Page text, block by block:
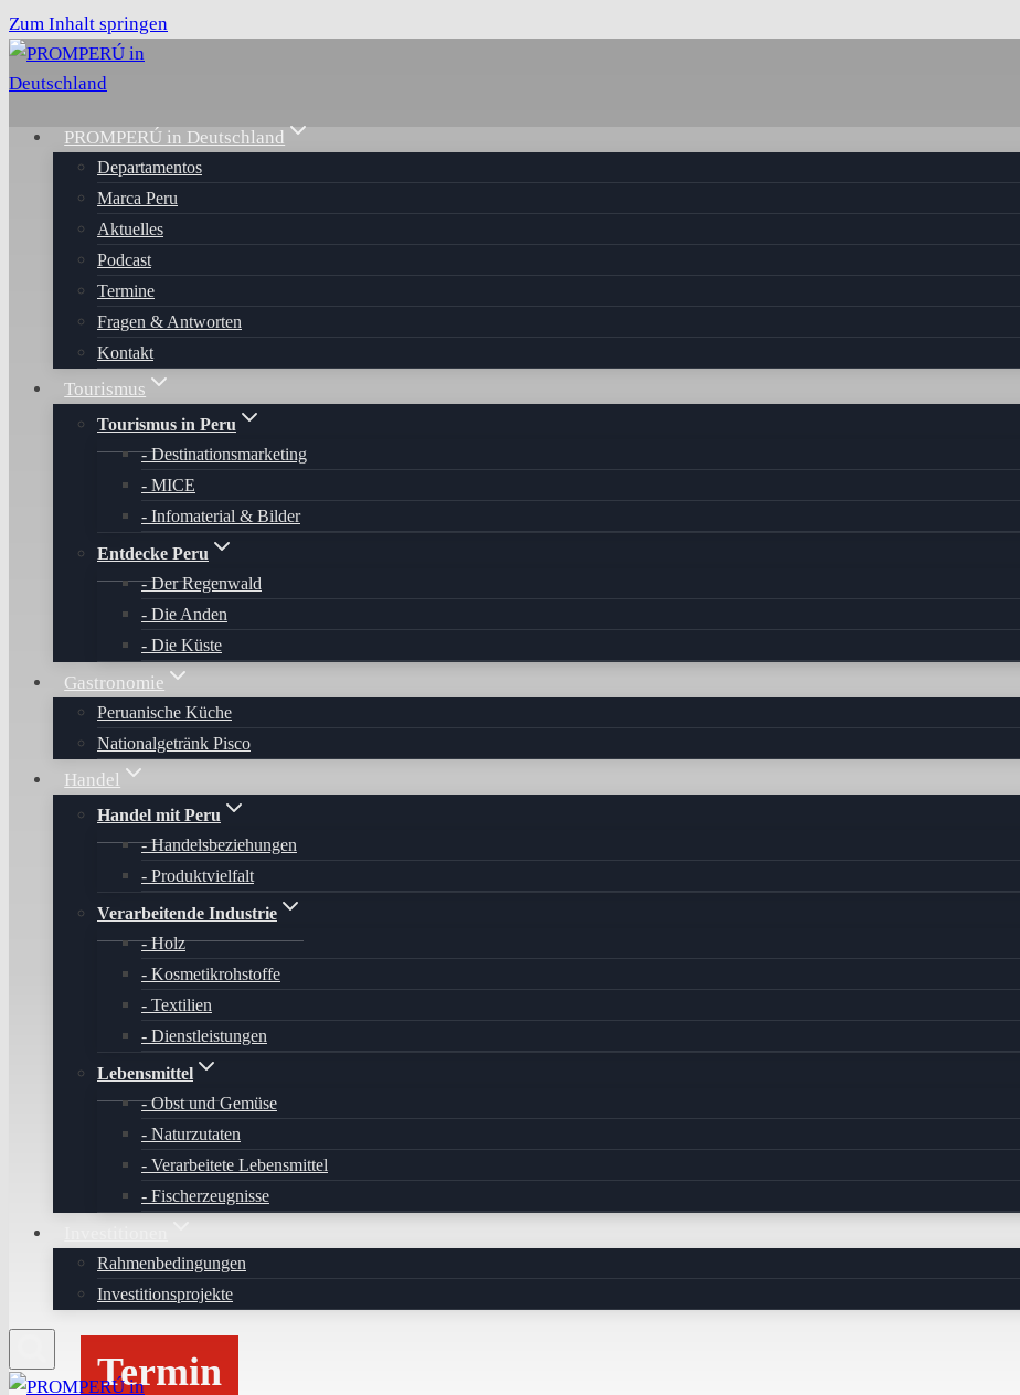
Zum Inhalt springen
PROMPERÚ in Deutschland
Departamentos
Marca Peru
Aktuelles
Podcast
Termine
Fragen & Antworten
Kontakt
Tourismus
Tourismus in Peru
Destinationsmarketing
MICE
Infomaterial & Bilder
Entdecke Peru
Der Regenwald
Die Anden
Die Küste
Gastronomie
Peruanische Küche
Nationalgetränk Pisco
Handel
Handel mit Peru
Handelsbeziehungen
Produktvielfalt
Verarbeitende Industrie
Holz
Kosmetikrohstoffe
Textilien
Dienstleistungen
Lebensmittel
Obst und Gemüse
Naturzutaten
Verarbeitete Lebensmittel
Fischerzeugnisse
Rahmenbedingungen
Investitionsprojekte
Termin